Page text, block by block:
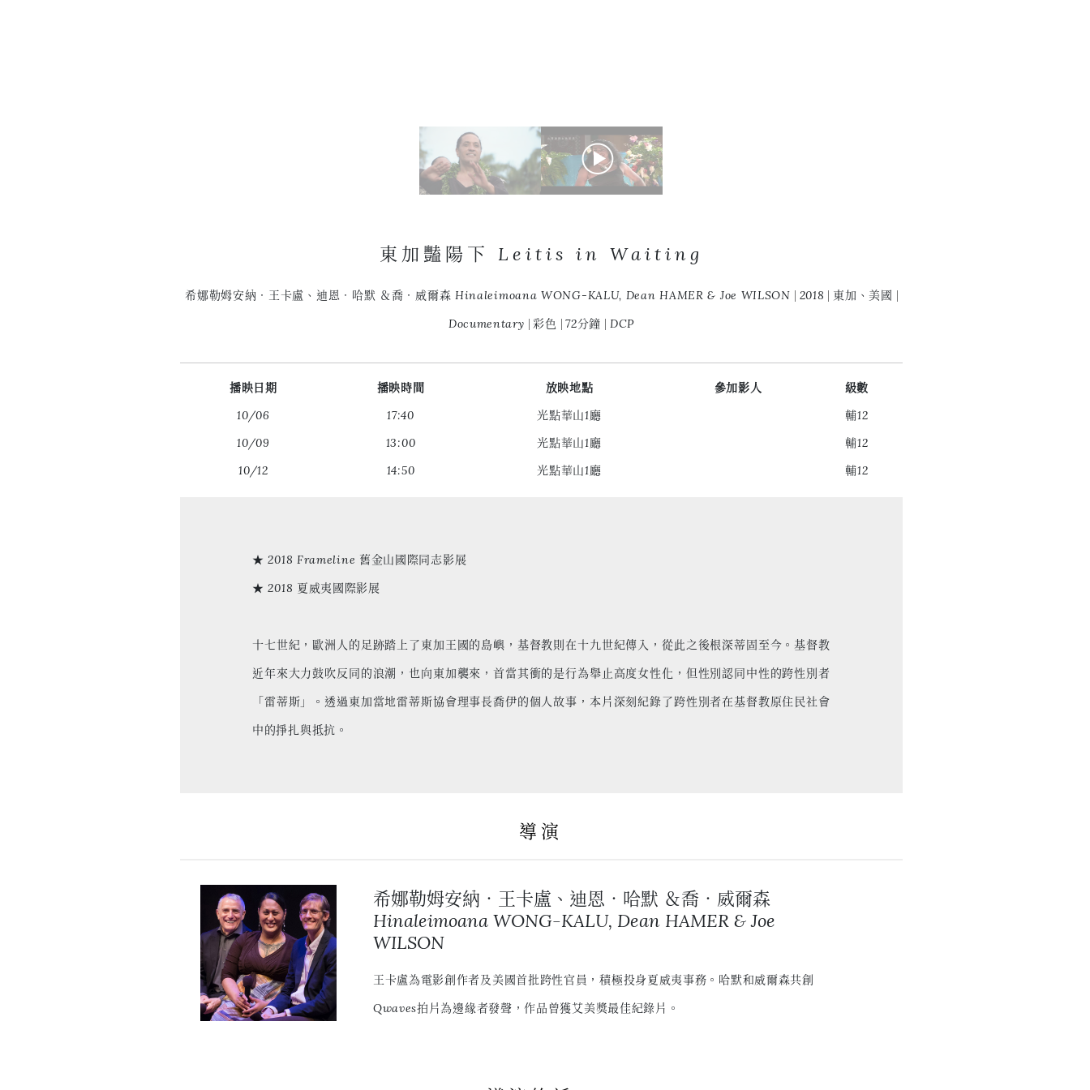
東加豔陽下 Leitis in Waiting
希娜勒姆安納．王卡盧、迪恩．哈默 ＆喬．威爾森 Hinaleimoana WONG-KALU, Dean HAMER & Joe WILSON 2018 東加、美國
Documentary 彩色 72分鐘 DCP
播映日期 播映時間 放映地點 參加影人
級數
10/06
17:40 光點華山1廳
輔12
10/09
13:00 光點華山1廳
輔12
10/12
14:50 光點華山1廳 輔12
★ 2018 Frameline 舊金山國際同志影展
★ 2018 夏威夷國際影展
十七世紀，歐洲人的足跡踏上了東加王國的島嶼，基督教則在十九世紀傳入，從此之後根深蒂固至今。基督教
近年來大力鼓吹反同的浪潮，也向東加襲來，首當其衝的是行為舉止高度女性化，但性別認同中性的跨性別者
「雷蒂斯」。透過東加當地雷蒂斯協會理事長喬伊的個人故事，本片深刻紀錄了跨性別者在基督教原住民社會
中的掙扎與抵抗。
導演
希娜勒姆安納．王卡盧、迪恩．哈默 ＆喬．威爾森
Hinaleimoana WONG-KALU, Dean HAMER & Joe
WILSON
王卡盧為電影創作者及美國首批跨性官員，積極投身夏威夷事務。哈默和威爾森共創
Qwaves拍片為邊緣者發聲，作品曾獲艾美獎最佳紀錄片。